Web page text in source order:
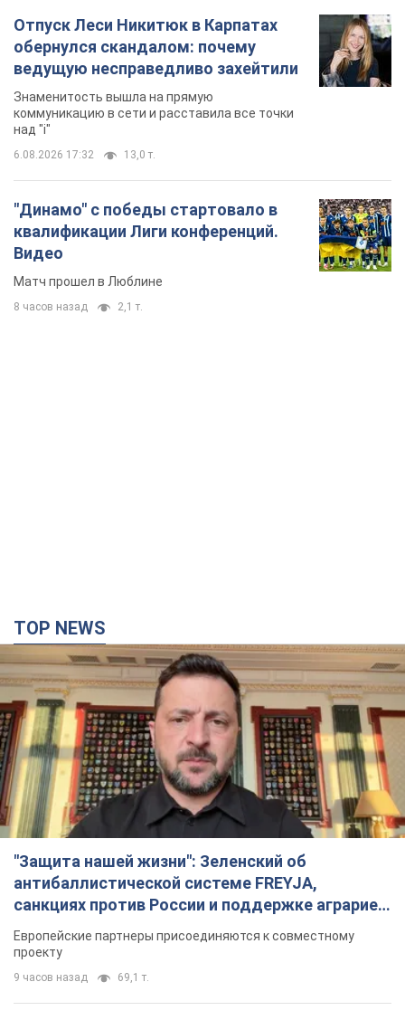
Отпуск Леси Никитюк в Карпатах
обернулся скандалом: почему
ведущую несправедливо захейтили
Знаменитость вышла на прямую
коммуникацию в сети и расставила все точки
над "i"
6.08.2026 17:32 13,0 т.
"Динамо" с победы стартовало в
квалификации Лиги конференций.
Видео
Матч прошел в Люблине
8 часов назад 2,1 т.
TOP NEWS
"Защита нашей жизни": Зеленский об
антибаллистической системе FREYJA,
санкциях против России и поддержке аграриев.
Видео
Европейские партнеры присоединяются к совместному
проекту
9 часов назад 69,1 т.